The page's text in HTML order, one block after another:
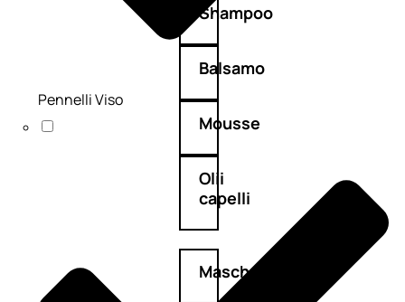
Shampoo
Balsamo
Mousse
Olii
capelli
Maschere
Pennelli Viso